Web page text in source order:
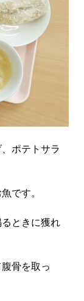
ポテトサラ
です。
ときに獲れ
骨を取っ